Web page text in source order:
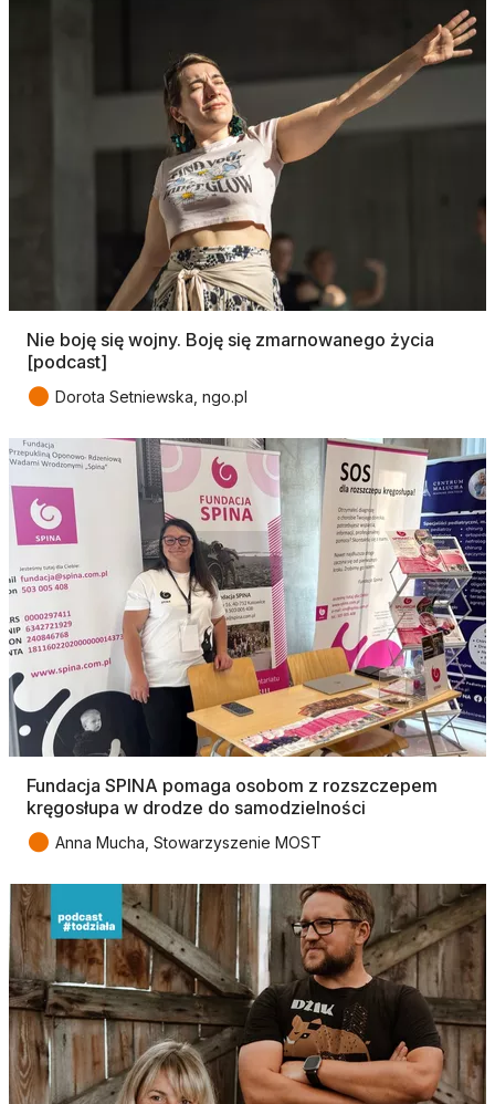
Nie boję się wojny. Boję się zmarnowanego życia
[podcast]
● Dorota Setniewska, ngo.pl
Fundacja SPINA pomaga osobom z rozszczepem
kręgosłupa w drodze do samodzielności
● Anna Mucha, Stowarzyszenie MOST